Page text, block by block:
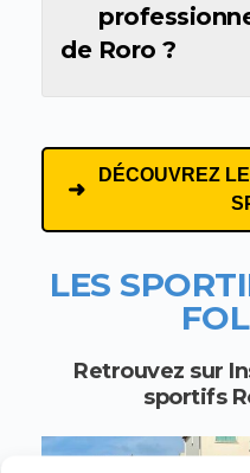
de Roro ?
DÉCOUVREZ
LES
Retrouvez sur
sportifs